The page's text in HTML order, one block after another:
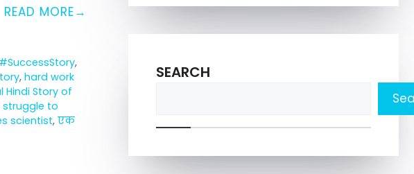
READ MORE
#SuccessStory,
, hard work
Hindi Story of
struggle to
scientist, एक
SEARCH